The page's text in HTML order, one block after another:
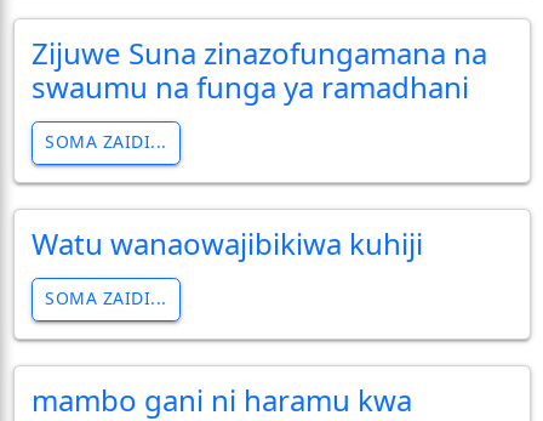
Zijuwe Suna zinazofungamana na
swaumu na funga ya ramadhani
SOMA ZAIDI...
Watu wanaowajibikiwa kuhiji
SOMA ZAIDI...
mambo gani ni haramu kwa